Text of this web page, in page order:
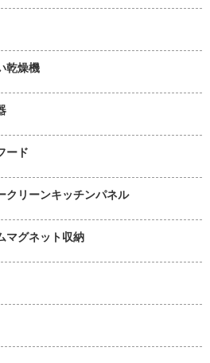
乾燥機
ード
クリーンキッチンパネル
マグネット収納